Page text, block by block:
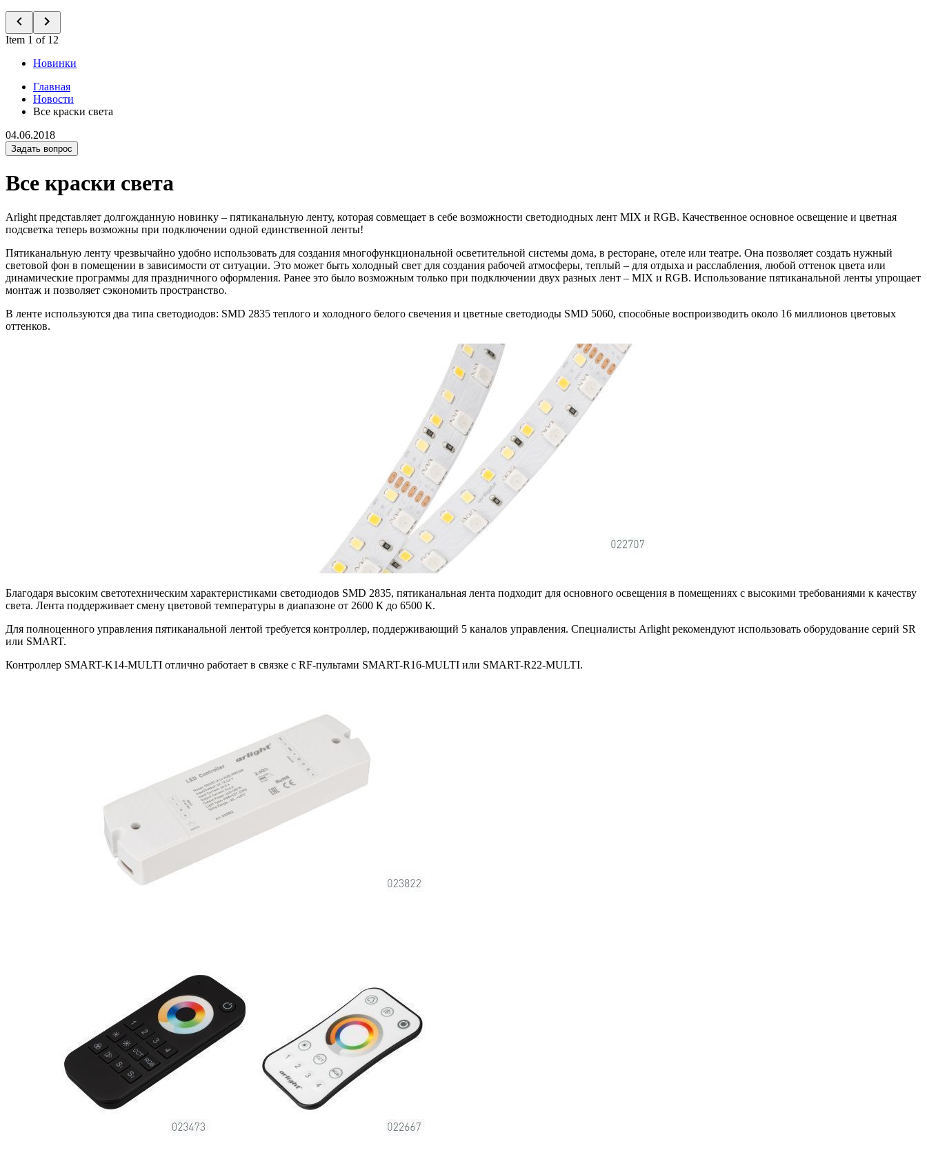
Item 1 of 12
Новинки
Главная
Новости
Все краски света
04.06.2018
Задать вопрос
Все краски света
Arlight представляет долгожданную новинку – пятиканальную ленту, которая совмещает в себе возможности светодиодных лент MIX и RGB. Качественное основное освещение и цветная
подсветка теперь возможны при подключении одной единственной ленты!
Пятиканальную ленту чрезвычайно удобно использовать для создания многофункциональной осветительной системы дома, в ресторане, отеле или театре. Она позволяет создать нужный
световой фон в помещении в зависимости от ситуации. Это может быть холодный свет для создания рабочей атмосферы, теплый – для отдыха и расслабления, любой оттенок цвета или
динамические программы для праздничного оформления. Ранее это было возможным только при подключении двух разных лент – MIX и RGB. Использование пятиканальной ленты упрощает
монтаж и позволяет сэкономить пространство.
В ленте используются два типа светодиодов: SMD 2835 теплого и холодного белого свечения и цветные светодиоды SMD 5060, способные воспроизводить около 16 миллионов цветовых
оттенков.
Благодаря высоким светотехническим характеристиками светодиодов SMD 2835, пятиканальная лента подходит для основного освещения в помещениях с высокими требованиями к качеству
света. Лента поддерживает смену цветовой температуры в диапазоне от 2600 К до 6500 К.
Для полноценного управления пятиканальной лентой требуется контроллер, поддерживающий 5 каналов управления. Специалисты Arlight рекомендуют использовать оборудование серий SR
или SMART.
Контроллер SMART-K14-MULTI отлично работает в связке с RF-пультами SMART-R16-MULTI или SMART-R22-MULTI.